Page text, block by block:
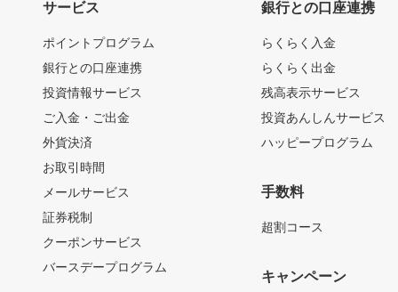
サービス
ポイントプログラム
銀行との口座連携
投資情報サービス
ご入金・ご出金
外貨決済
お取引時間
メールサービス
証券税制
クーポンサービス
バースデープログラム
銀行との口座連携
らくらく入金
らくらく出金
残高表示サービス
投資あんしんサービス
ハッピープログラム
手数料
超割コース
キャンペーン